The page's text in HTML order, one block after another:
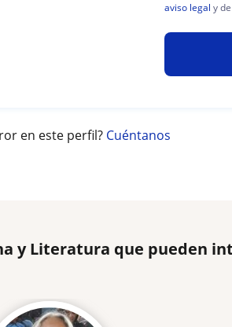
aviso legal y de
en este perfil? Cuéntanos
y Literatura que pueden